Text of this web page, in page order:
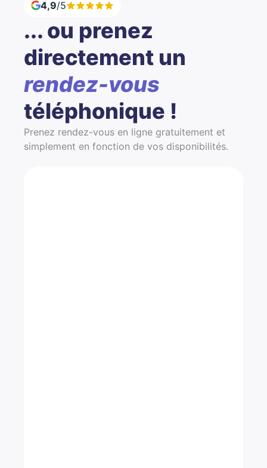
4,9/5
... ou prenez
directement un
rendez-vous
téléphonique !
Prenez rendez-vous en ligne gratuitement et
simplement en fonction de vos disponibilités.